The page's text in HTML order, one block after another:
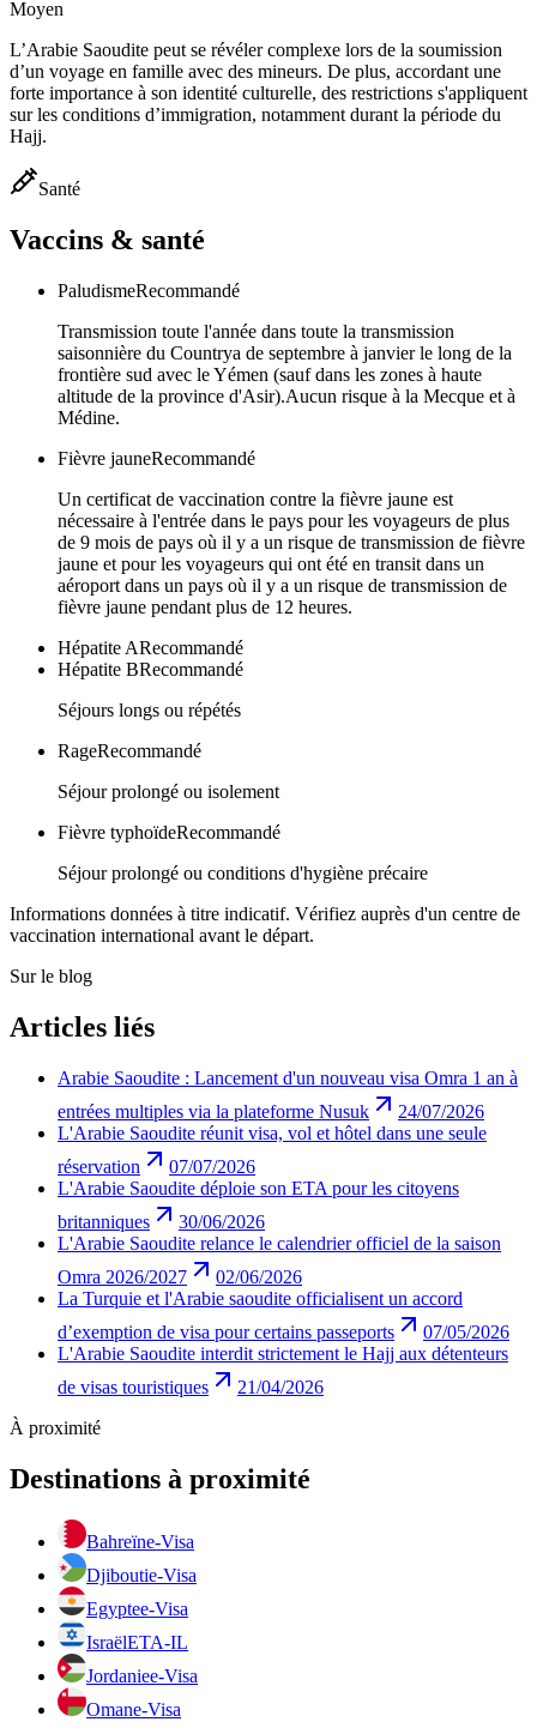
Moyen
L’Arabie Saoudite peut se révéler complexe lors de la soumission
d’un voyage en famille avec des mineurs. De plus, accordant une
forte importance à son identité culturelle, des restrictions s'appliquent
sur les conditions d’immigration, notamment durant la période du
Hajj.
Santé
Vaccins & santé
PaludismeRecommandé
Transmission toute l'année dans toute la transmission
saisonnière du Countrya de septembre à janvier le long de la
frontière sud avec le Yémen (sauf dans les zones à haute
altitude de la province d'Asir).Aucun risque à la Mecque et à
Médine.
Fièvre jauneRecommandé
Un certificat de vaccination contre la fièvre jaune est
nécessaire à l'entrée dans le pays pour les voyageurs de plus
de 9 mois de pays où il y a un risque de transmission de fièvre
jaune et pour les voyageurs qui ont été en transit dans un
aéroport dans un pays où il y a un risque de transmission de
fièvre jaune pendant plus de 12 heures.
Hépatite ARecommandé
Hépatite BRecommandé
Séjours longs ou répétés
RageRecommandé
Séjour prolongé ou isolement
Fièvre typhoïdeRecommandé
Séjour prolongé ou conditions d'hygiène précaire
Informations données à titre indicatif. Vérifiez auprès d'un centre de
vaccination international avant le départ.
Sur le blog
Articles liés
Arabie Saoudite : Lancement d'un nouveau visa Omra 1 an à
entrées multiples via la plateforme Nusuk
24/07/2026
L'Arabie Saoudite réunit visa, vol et hôtel dans une seule
réservation
07/07/2026
L'Arabie Saoudite déploie son ETA pour les citoyens
britanniques
30/06/2026
L'Arabie Saoudite relance le calendrier officiel de la saison
Omra 2026/2027
02/06/2026
La Turquie et l'Arabie saoudite officialisent un accord
d’exemption de visa pour certains passeports
07/05/2026
L'Arabie Saoudite interdit strictement le Hajj aux détenteurs
de visas touristiques
21/04/2026
À proximité
Destinations à proximité
Bahreïne-Visa
Djiboutie-Visa
Egyptee-Visa
IsraëlETA-IL
Jordaniee-Visa
Omane-Visa